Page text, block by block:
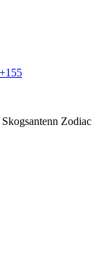
Skogsantenn Zodiac